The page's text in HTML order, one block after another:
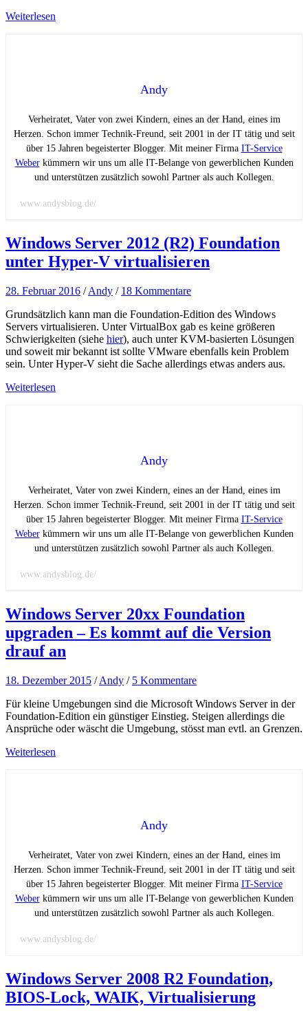
Weiterlesen
Andy
Verheiratet, Vater von zwei Kindern, eines an der Hand, eines im
Herzen. Schon immer Technik-Freund, seit 2001 in der IT tätig und seit
über 15 Jahren begeisterter Blogger. Mit meiner Firma IT-Service
Weberkümmern wir uns um alle IT-Belange von gewerblichen Kunden
und unterstützen zusätzlich sowohl Partner als auch Kollegen.
www.andysblog.de/
Windows Server 2012 (R2) Foundation
unter Hyper-V virtualisieren
28. Februar 2016 /Andy / 18 Kommentare
Grundsätzlich kann man die Foundation-Edition des Windows
Servers virtualisieren. Unter VirtualBox gab es keine größeren
Schwierigkeiten (siehe hier), auch unter KVM-basierten Lösungen
und soweit mir bekannt ist sollte VMware ebenfalls kein Problem
sein. Unter Hyper-V sieht die Sache allerdings etwas anders aus.
Weiterlesen
Andy
Verheiratet, Vater von zwei Kindern, eines an der Hand, eines im
Herzen. Schon immer Technik-Freund, seit 2001 in der IT tätig und seit
über 15 Jahren begeisterter Blogger. Mit meiner Firma IT-Service
Weberkümmern wir uns um alle IT-Belange von gewerblichen Kunden
und unterstützen zusätzlich sowohl Partner als auch Kollegen.
www.andysblog.de/
Windows Server 20xx Foundation
upgraden – Es kommt auf die Version
drauf an
18. Dezember 2015 /Andy / 5 Kommentare
Für kleine Umgebungen sind die Microsoft Windows Server in der
Foundation-Edition ein günstiger Einstieg. Steigen allerdings die
Ansprüche oder wäscht die Umgebung, stösst man evtl. an Grenzen.
Weiterlesen
Andy
Verheiratet, Vater von zwei Kindern, eines an der Hand, eines im
Herzen. Schon immer Technik-Freund, seit 2001 in der IT tätig und seit
über 15 Jahren begeisterter Blogger. Mit meiner Firma IT-Service
Weberkümmern wir uns um alle IT-Belange von gewerblichen Kunden
und unterstützen zusätzlich sowohl Partner als auch Kollegen.
www.andysblog.de/
Windows Server 2008 R2 Foundation,
BIOS-Lock, WAIK, Virtualisierung